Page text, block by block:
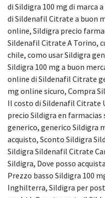
di Sildigra 100 mg di marca
di Sildenafil Citrate a buon
online, Sildigra precio
Sildenafil Citrate A Torino,
chile, como usar Sildigra
Sildigra 100 mg a buon
online di Sildenafil Citrate
mg online sicuro, Compra
Il costo di Sildenafil Citrate
precio Sildigra en
generico, generico Sildigra
acquisto, Sconto Sildigra
Sildigra Sildenafil Citrate
Sildigra, Dove posso
Prezzo basso Sildigra 100
Inghilterra, Sildigra per